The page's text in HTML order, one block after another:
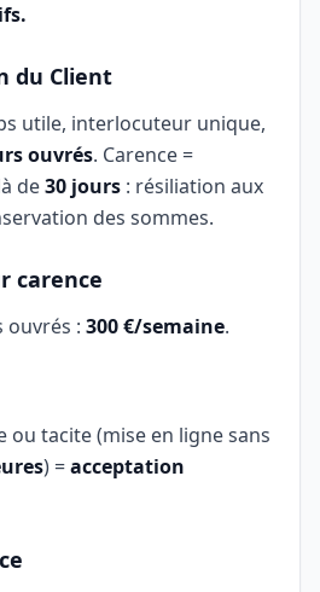
du Client
utile, interlocuteur unique,
ouvrés. Carence =
de30 jours : résiliation aux
des sommes.
carence
ouvrés : 300 €/semaine.
ou tacite (mise en ligne sans
) =acceptation